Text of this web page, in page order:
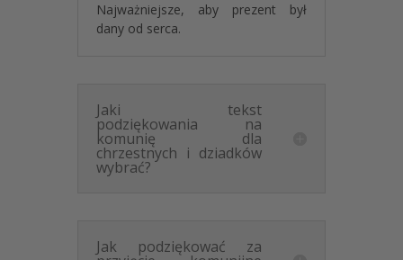
Kod produktu: Oryginalne Podziękowanie dla
Chrzestnych Komunia Niebieskie Kwiaty MD1775
Najważniejsze, aby prezent był
dany od serca.
Jaki tekst
podziękowania na
komunię dla
chrzestnych i dziadków
wybrać?
Jak podziękować za